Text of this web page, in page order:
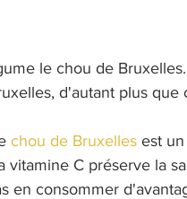
(100% végétal)
le chou de
d'autant plus
chou de Bruxelles est
vitamine C préserve la
en consommer